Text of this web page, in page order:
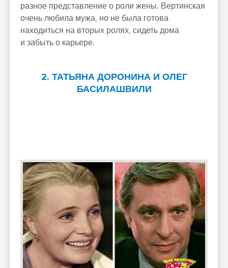
разное представление о роли жены. Вертинская
очень любила мужа, но не была готова
находиться на вторых ролях, сидеть дома
и забыть о карьере.
2. ТАТЬЯНА ДОРОНИНА И ОЛЕГ
БАСИЛАШВИЛИ